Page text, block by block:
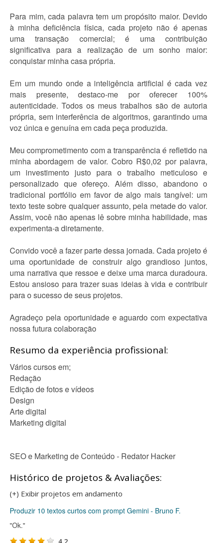
Para mim, cada palavra tem um propósito maior. Devido
à minha deficiência física, cada projeto não é apenas
uma transação comercial; é uma contribuição
significativa para a realização de um sonho maior:
conquistar minha casa própria.
Em um mundo onde a inteligência artificial é cada vez
mais presente, destaco-me por oferecer 100%
autenticidade. Todos os meus trabalhos são de autoria
própria, sem interferência de algoritmos, garantindo uma
voz única e genuína em cada peça produzida.
Meu comprometimento com a transparência é refletido na
minha abordagem de valor. Cobro R$0,02 por palavra,
um investimento justo para o trabalho meticuloso e
personalizado que ofereço. Além disso, abandono o
tradicional portfólio em favor de algo mais tangível: um
texto teste sobre qualquer assunto, pela metade do valor.
Assim, você não apenas lê sobre minha habilidade, mas
experimenta-a diretamente.
Convido você a fazer parte dessa jornada. Cada projeto é
uma oportunidade de construir algo grandioso juntos,
uma narrativa que ressoe e deixe uma marca duradoura.
Estou ansioso para trazer suas ideias à vida e contribuir
para o sucesso de seus projetos.
Agradeço pela oportunidade e aguardo com expectativa
nossa futura colaboração
Resumo da experiência profissional:
Vários cursos em;
Redação
Edição de fotos e vídeos
Design
Arte digital
Marketing digital
SEO e Marketing de Conteúdo - Redator Hacker
Histórico de projetos & Avaliações:
(+) Exibir projetos em andamento
Produzir 10 textos curtos com prompt Gemini - Bruno F.
"Ok."